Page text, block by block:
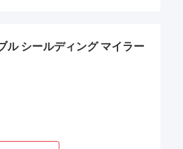
ル シールディング マイラー